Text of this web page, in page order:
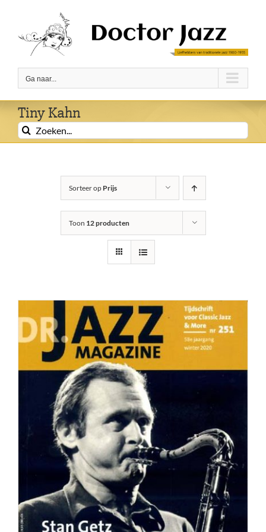
inhoud
Ga naar...
Tiny Kahn
Zoeken
naar:
Sorteer op Prijs
Toon 12 producten